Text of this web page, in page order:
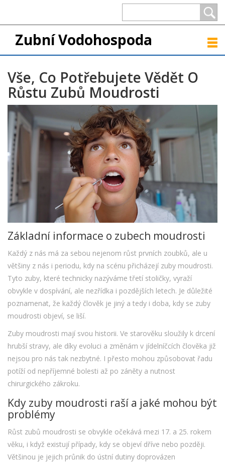
Zubní Vodohospoda
Vše, Co Potřebujete Vědět O
Růstu Zubů Moudrosti
Základní informace o zubech moudrosti
Každý z nás má za sebou nejenom růst prvních zoubků, ale u
většiny z nás i periodu, kdy na scénu přicházejí zuby moudrosti.
Tyto zuby, které technicky nazýváme třetí stoličky, vyraží
obvykle v dospívání, ale nezřídka i pozdějších letech. Je důležité
poznamenat, že každý člověk je jiný a tedy i doba, kdy se zuby
moudrosti objeví, se liší.
Zuby moudrosti mají svou historii. Ve starověku sloužily k drcení
hrubší stravy, ale díky evoluci a změnám v jídelníčcích člověka již
nejsou pro nás tak nezbytné. I přesto mohou způsobovat řadu
potíží od nepříjemné bolesti až po záněty a nutnost
chirurgického zákroku.
Kdy zuby moudrosti raší a jaké mohou být
problémy
Růst zubů moudrosti se obvykle očekává mezi 17. a 25. rokem
věku, i když existují případy, kdy se objeví dříve nebo později.
Většinou je jejich průnik do ústní dutiny doprovázen